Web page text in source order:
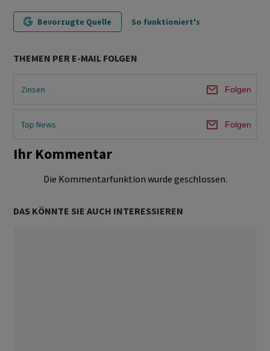
Bevorzugte Quelle So funktioniert's
THEMEN PER E-MAIL FOLGEN
Zinsen Folgen
Top News Folgen
Ihr Kommentar
Die Kommentarfunktion wurde geschlossen.
DAS KÖNNTE SIE AUCH INTERESSIEREN